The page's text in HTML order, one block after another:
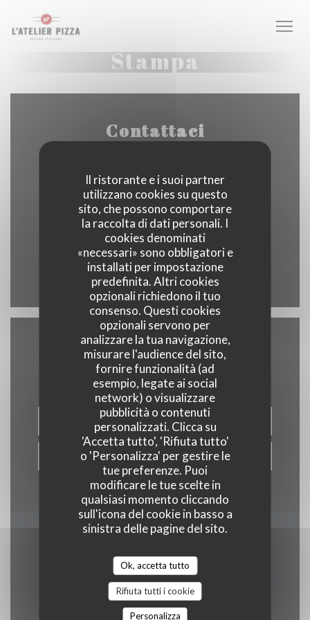
Il ristorante e i suoi partner
utilizzano cookies su questo
sito, che possono comportare
la raccolta di dati personali. I
cookies denominati
«necessari» sono obbligatori e
installati per impostazione
predefinita. Altri cookies
opzionali richiedono il tuo
consenso. Questi cookies
opzionali servono per
analizzare la tua navigazione,
misurare l'audience del sito,
fornire funzionalità (ad
esempio, legate ai social
network) o visualizzare
pubblicità o contenuti
personalizzati. Clicca su
'Accetta tutto', 'Rifiuta tutto'
o 'Personalizza' per gestire le
tue preferenze. Puoi
modificare le tue scelte in
qualsiasi momento cliccando
sull'icona del cookie in basso a
sinistra delle pagine del sito.
Ok, accetta tutto
Rifiuta tutti i cookie
Personalizza
Stampa
Contattaci
11 AVENUE DE LA POINTE RINGALE 91250 ST
GERMAIN LES CORBEIL((apre una nuova
01 64 98 83 99
Facebook ((apre una nuova
Instagram ((apre una
Contattaci
PRENOTA
PORTA VIA
Iscriversi alla nostra newsletter per ricevere comunicazioni
personalizzate e offerte di marketing via e-mail.